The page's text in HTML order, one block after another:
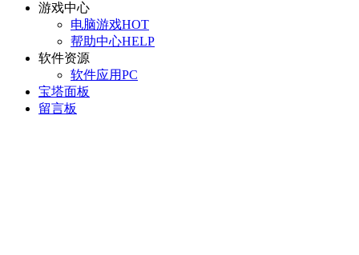
游戏中心
电脑游戏HOT
帮助中心HELP
软件资源
软件应用PC
宝塔面板
留言板